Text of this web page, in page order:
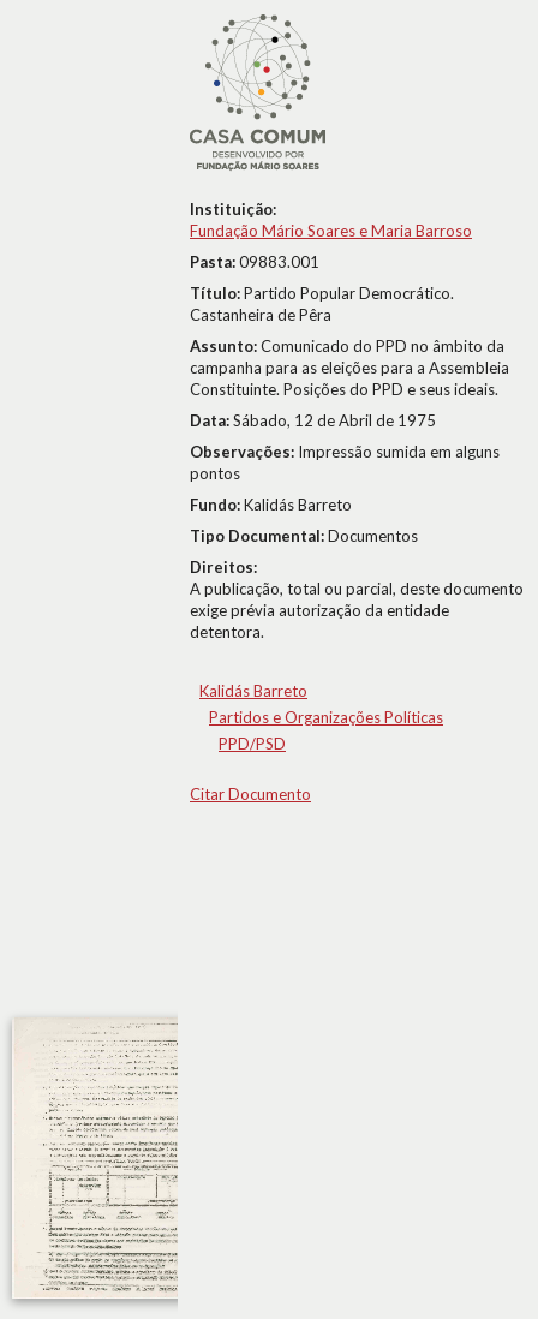
Instituição:
Fundação Mário Soares e Maria Barroso
Pasta:09883.001
Título:Partido Popular Democrático.
Castanheira de Pêra
Assunto:Comunicado do PPD no âmbito da
campanha para as eleições para a Assembleia
Constituinte. Posições do PPD e seus ideais.
Data:Sábado, 12 de Abril de 1975
Observações: Impressão sumida em alguns
pontos
Fundo:Kalidás Barreto
Tipo Documental:Documentos
Direitos:
A publicação, total ou parcial, deste documento
exige prévia autorização da entidade
detentora.
Kalidás Barreto
Partidos e Organizações Políticas
PPD/PSD
Citar Documento